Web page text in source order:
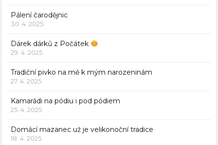
Pálení čarodějnic
30. 4. 2025
Dárek dárků z Počátek
29. 4. 2025
Tradiční pivko na mě k mým narozeninám
27. 4. 2025
Kamarádi na pódiu i pod pódiem
25. 4. 2025
Domácí mazanec už je velikonoční tradice
18. 4. 2025